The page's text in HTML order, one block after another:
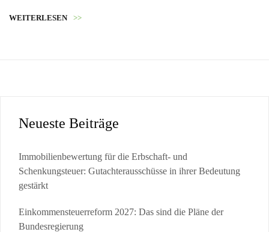
WEITERLESEN >>
Neueste Beiträge
Immobilienbewertung für die Erbschaft- und
Schenkungsteuer: Gutachterausschüsse in ihrer Bedeutung
gestärkt
Einkommensteuerreform 2027: Das sind die Pläne der
Bundesregierung